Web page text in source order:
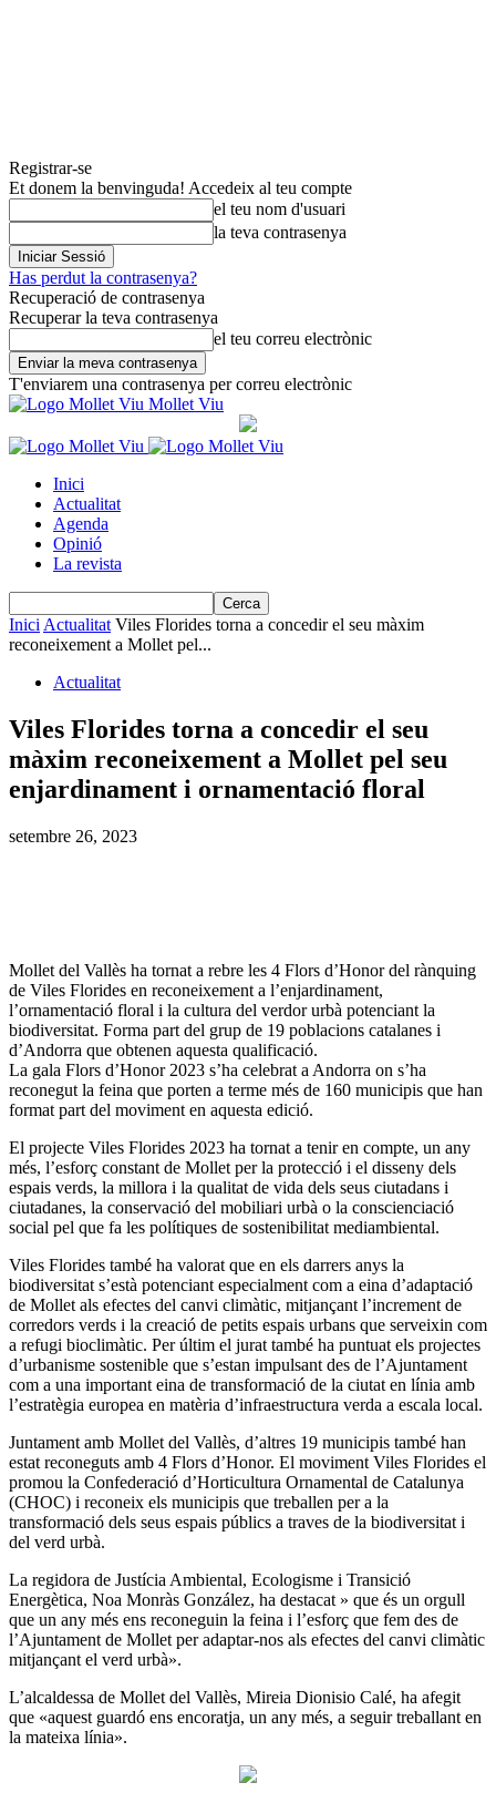
Registrar-se
Et donem la benvinguda! Accedeix al teu compte
el teu nom d'usuari
la teva contrasenya
Has perdut la contrasenya?
Recuperació de contrasenya
Recuperar la teva contrasenya
el teu correu electrònic
T'enviarem una contrasenya per correu electrònic
Mollet Viu
Inici
Actualitat
Agenda
Opinió
La revista
Inici Actualitat Viles Florides torna a concedir el seu màxim
reconeixement a Mollet pel...
Actualitat
Viles Florides torna a concedir el seu
màxim reconeixement a Mollet pel seu
enjardinament i ornamentació floral
setembre 26, 2023
Mollet del Vallès ha tornat a rebre les 4 Flors d’Honor del rànquing
de Viles Florides en reconeixement a l’enjardinament,
l’ornamentació floral i la cultura del verdor urbà potenciant la
biodiversitat. Forma part del grup de 19 poblacions catalanes i
d’Andorra que obtenen aquesta qualificació.
La gala Flors d’Honor 2023 s’ha celebrat a Andorra on s’ha
reconegut la feina que porten a terme més de 160 municipis que han
format part del moviment en aquesta edició.
El projecte Viles Florides 2023 ha tornat a tenir en compte, un any
més, l’esforç constant de Mollet per la protecció i el disseny dels
espais verds, la millora i la qualitat de vida dels seus ciutadans i
ciutadanes, la conservació del mobiliari urbà o la conscienciació
social pel que fa les polítiques de sostenibilitat mediambiental.
Viles Florides també ha valorat que en els darrers anys la
biodiversitat s’està potenciant especialment com a eina d’adaptació
de Mollet als efectes del canvi climàtic, mitjançant l’increment de
corredors verds i la creació de petits espais urbans que serveixin com
a refugi bioclimàtic. Per últim el jurat també ha puntuat els projectes
d’urbanisme sostenible que s’estan impulsant des de l’Ajuntament
com a una important eina de transformació de la ciutat en línia amb
l’estratègia europea en matèria d’infraestructura verda a escala local.
Juntament amb Mollet del Vallès, d’altres 19 municipis també han
estat reconeguts amb 4 Flors d’Honor. El moviment Viles Florides el
promou la Confederació d’Horticultura Ornamental de Catalunya
(CHOC) i reconeix els municipis que treballen per a la
transformació dels seus espais públics a traves de la biodiversitat i
del verd urbà.
La regidora de Justícia Ambiental, Ecologisme i Transició
Energètica, Noa Monràs González, ha destacat » que és un orgull
que un any més ens reconeguin la feina i l’esforç que fem des de
l’Ajuntament de Mollet per adaptar-nos als efectes del canvi climàtic
mitjançant el verd urbà».
L’alcaldessa de Mollet del Vallès, Mireia Dionisio Calé, ha afegit
que «aquest guardó ens encoratja, un any més, a seguir treballant en
la mateixa línia».